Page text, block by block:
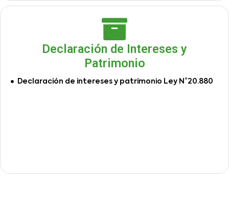
Declaración de Intereses y
Patrimonio
Declaración de intereses y patrimonio Ley N°20.880